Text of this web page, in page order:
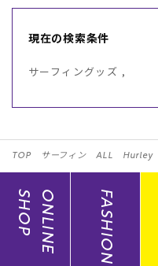
現在の検索条件
サーフィングッズ ,
TOP サーフィン ALL Hurley
ONLINE
SHOP FASHION